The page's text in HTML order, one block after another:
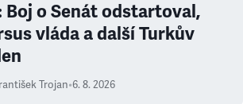
Boj o Senát odstartoval,
vláda a další Turkův
Trojan•6. 8. 2026